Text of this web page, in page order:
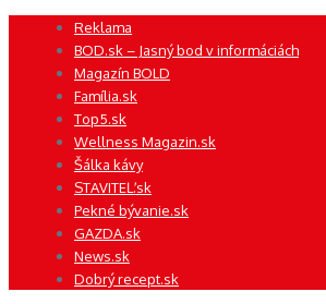
Preskočiť Reklama
BOD.sk – Jasný bod v informáciách
Magazín BOLD
Família.sk
Top5.sk
Wellness Magazin.sk
Šálka kávy
STAVITEĽ.sk
Pekné bývanie.sk
GAZDA.sk
News.sk
Dobrý recept.sk